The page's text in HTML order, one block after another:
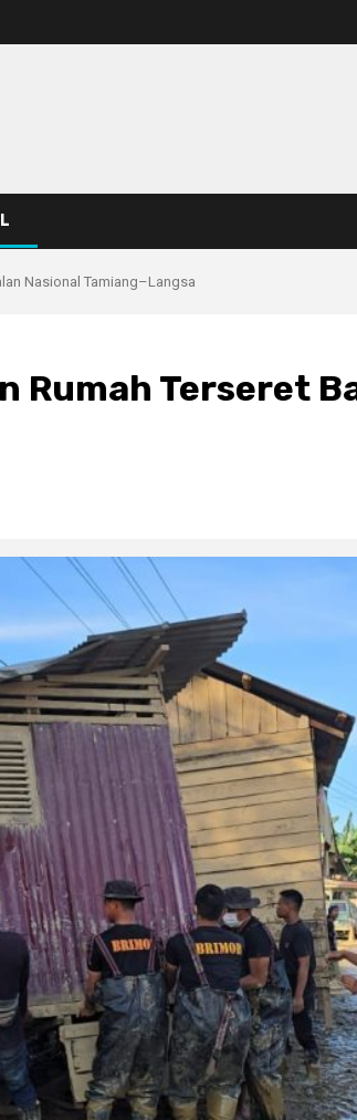
Nasional Tamiang–Langsa
Rumah Terseret